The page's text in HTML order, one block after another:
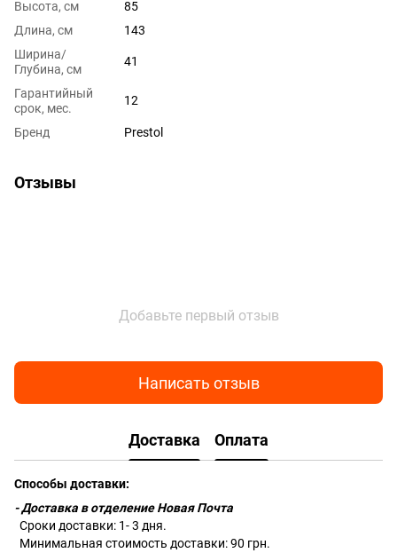
Высота, см
85
Длина, см
143
Ширина/
Глубина, см
41
Гарантийный
срок, мес.
12
Бренд Prestol
Отзывы
Добавьте первый отзыв
Написать отзыв
Доставка Оплата
Способы доставки:
- Доставка в отделение Новая Почта
Сроки доставки: 1- 3 дня.
Минимальная стоимость доставки: 90 грн.